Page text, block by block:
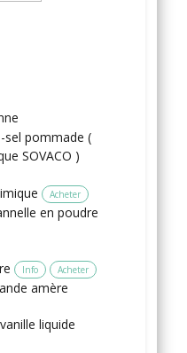
sel pommade (
SOVACO )
Acheter
en poudre
Info Acheter
amère
liquide